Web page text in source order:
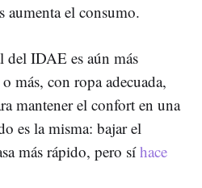
aumenta el consumo.
del IDAE es aún más
más, con ropa adecuada,
mantener el confort en una
es la misma: bajar el
más rápido, pero síhace